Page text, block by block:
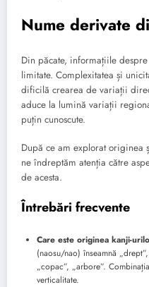
Nume derivate
Din păcate, informațiile despre
limitate. Complexitatea și
dificilă crearea de variații
aduce la lumină variații
puțin cunoscute.
După ce am explorat originea
ne îndreptăm atenția către
de acesta.
Întrebări frecvente
Care este originea kanji-
(naosu/nao) înseamnă
„copac”, „arbore”.
verticalitate.